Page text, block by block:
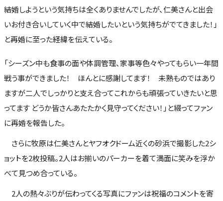
結婚しようという気持ちは全くありませんでしたが、仁美さんと出会
いお付き合いしていく中で結婚したいという気持ちがでてきました！」
と再婚に至った経緯を伝えている。
「シーズン中も食事の面や体調管理、家事等色々やってもらい一年間
戦う事ができました！ ほんとに感謝してます！ 未熟ものではあり
ますが二人でしっかりと支え合ってこれからも頑張っていきたいと思
ってます どうか皆さんあたたかく見守ってください！」と綴ってファン
に再婚を報告した。
さらに牧原は仁美さんとヤフオクドーム近くの砂浜で撮影した2シ
ョットを2枚投稿。2人はお揃いのパーカーを着て満面に笑みを浮か
べて見つめ合っている。
2人の熱々ぶりが伝わってくる写真にファンは祝福のコメントを寄